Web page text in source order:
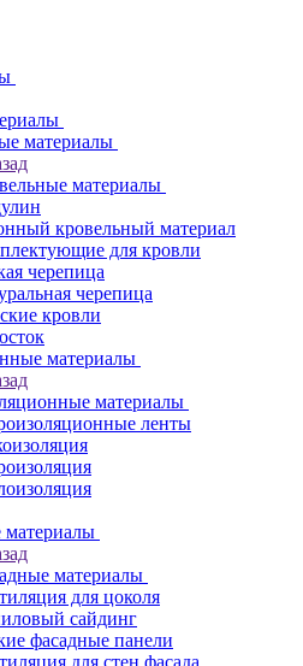
материалы
материалы
кровельный материал
для кровли
черепица
черепица
кровли
материалы
материалы
ленты
материалы
для цоколя
сайдинг
фасадные панели
для стен фасада